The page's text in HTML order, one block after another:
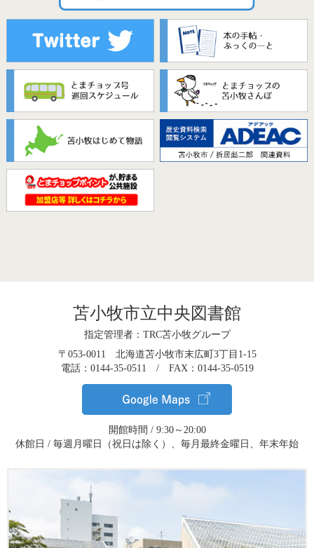
苫小牧市立中央図書館
指定管理者：TRC苫小牧グループ
〒053-0011 北海道苫小牧市末広町3丁目1-15
電話：0144-35-0511 / FAX：0144-35-0519
開館時間 / 9:30～20:00
休館日 / 毎週月曜日（祝日は除く）、毎月最終金曜日、年末年始